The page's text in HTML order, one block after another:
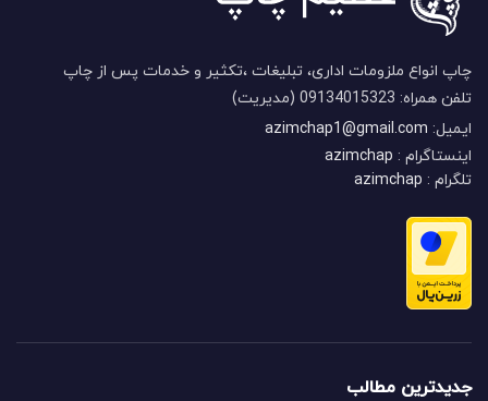
چاپ انواع ملزومات اداری، تبلیغات ،تکثیر و خدمات پس از چاپ
تلفن همراه: 09134015323 (مدیریت)
ایمیل: azimchap1@gmail.com
اینستاگرام : azimchap
تلگرام : azimchap
جدیدترین مطالب